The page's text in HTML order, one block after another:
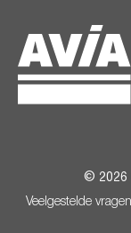
© 2026
Veelgestelde vragen